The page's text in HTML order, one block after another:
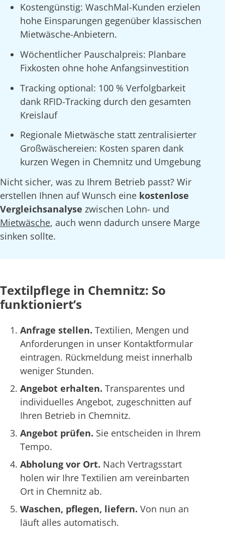
Kostengünstig: WaschMal-Kunden erzielen
hohe Einsparungen gegenüber klassischen
Mietwäsche-Anbietern.
Wöchentlicher Pauschalpreis: Planbare
Fixkosten ohne hohe Anfangsinvestition
Tracking optional: 100 % Verfolgbarkeit
dank RFID-Tracking durch den gesamten
Kreislauf
Regionale Mietwäsche statt zentralisierter
Großwäschereien: Kosten sparen dank
kurzen Wegen in Chemnitz und Umgebung
Nicht sicher, was zu Ihrem Betrieb passt? Wir
erstellen Ihnen auf Wunsch eine kostenlose
Vergleichsanalyse zwischen Lohn- und
Mietwäsche, auch wenn dadurch unsere Marge
sinken sollte.
Textilpflege in Chemnitz: So
funktioniert’s
Anfrage stellen. Textilien, Mengen und
Anforderungen in unser Kontaktformular
eintragen. Rückmeldung meist innerhalb
weniger Stunden.
Angebot erhalten. Transparentes und
individuelles Angebot, zugeschnitten auf
Ihren Betrieb in Chemnitz.
Angebot prüfen. Sie entscheiden in Ihrem
Tempo.
Abholung vor Ort. Nach Vertragsstart
holen wir Ihre Textilien am vereinbarten
Ort in Chemnitz ab.
Waschen, pflegen, liefern. Von nun an
läuft alles automatisch.